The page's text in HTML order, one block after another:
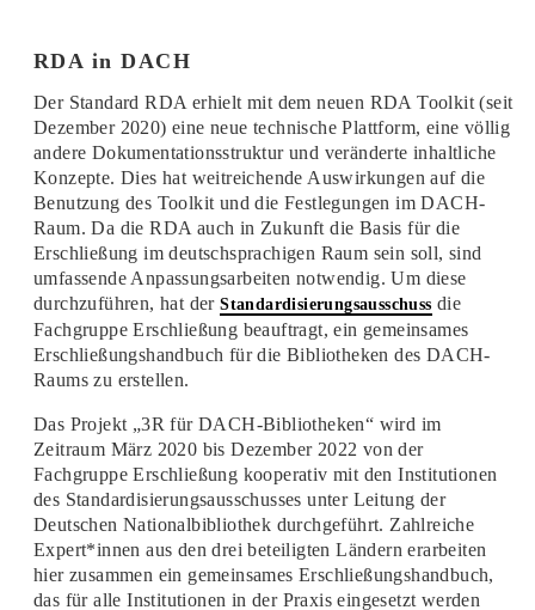
RDA in DACH
Der Standard RDA erhielt mit dem neuen RDA Toolkit (seit
Dezember 2020) eine neue technische Plattform, eine völlig
andere Dokumentationsstruktur und veränderte inhaltliche
Konzepte. Dies hat weitreichende Auswirkungen auf die
Benutzung des Toolkit und die Festlegungen im DACH-
Raum. Da die RDA auch in Zukunft die Basis für die
Erschließung im deutschsprachigen Raum sein soll, sind
umfassende Anpassungsarbeiten notwendig. Um diese
durchzuführen, hat derStandardisierungsausschuss die
Fachgruppe Erschließung beauftragt, ein gemeinsames
Erschließungshandbuch für die Bibliotheken des DACH-
Raums zu erstellen.
Das Projekt „3R für DACH-Bibliotheken“ wird im
Zeitraum März 2020 bis Dezember 2022 von der
Fachgruppe Erschließung kooperativ mit den Institutionen
des Standardisierungsausschusses unter Leitung der
Deutschen Nationalbibliothek durchgeführt. Zahlreiche
Expert*innen aus den drei beteiligten Ländern erarbeiten
hier zusammen ein gemeinsames Erschließungshandbuch,
das für alle Institutionen in der Praxis eingesetzt werden